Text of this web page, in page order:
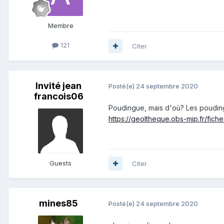
Membre
121 Citer
Invité jean
francois06
Guests
Posté(e) 24 septembre 2020
Poudingue, mais d'où? Les
https://geoltheque.obs-mip.fr/
Citer
mines85 Posté(e) 24 septembre 2020